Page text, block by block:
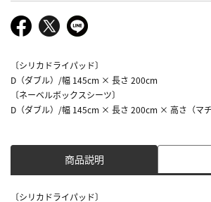
〔シリカドライパッド〕
D（ダブル）/幅 145cm × 長さ 200cm
〔ネーベルボックスシーツ〕
D（ダブル）/幅 145cm × 長さ 200cm × 高さ（マ
商品説明
〔シリカドライパッド〕